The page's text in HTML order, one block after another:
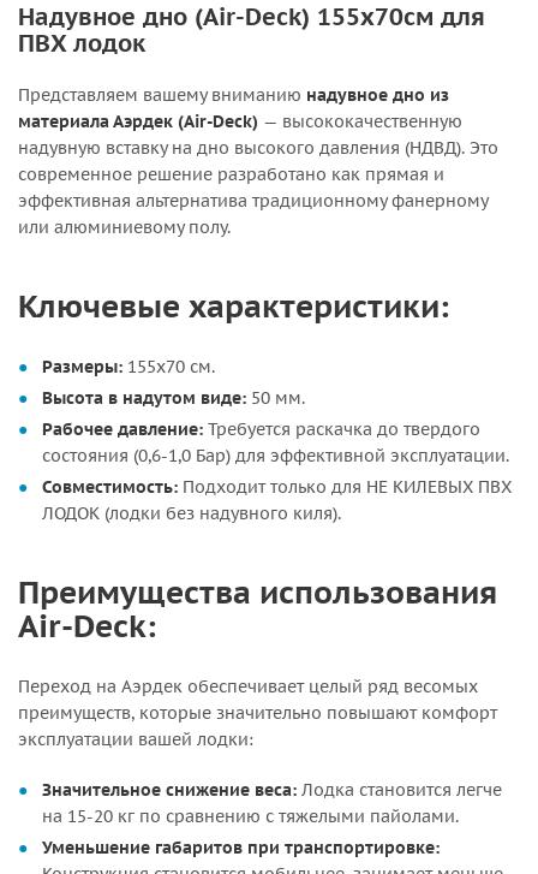
Надувное дно (Air-Deck) 155х70см для
ПВХ лодок
Представляем вашему вниманию надувное дно из
материала Аэрдек (Air-Deck) — высококачественную
надувную вставку на дно высокого давления (НДВД). Это
современное решение разработано как прямая и
эффективная альтернатива традиционному фанерному
или алюминиевому полу.
Ключевые характеристики:
Размеры: 155х70 см.
Высота в надутом виде: 50 мм.
Рабочее давление: Требуется раскачка до твердого
состояния (0,6-1,0 Бар) для эффективной эксплуатации.
Совместимость: Подходит только для НЕ КИЛЕВЫХ ПВХ
ЛОДОК (лодки без надувного киля).
Преимущества использования
Air-Deck:
Переход на Аэрдек обеспечивает целый ряд весомых
преимуществ, которые значительно повышают комфорт
эксплуатации вашей лодки:
Значительное снижение веса: Лодка становится легче
на 15-20 кг по сравнению с тяжелыми пайолами.
Уменьшение габаритов при транспортировке: